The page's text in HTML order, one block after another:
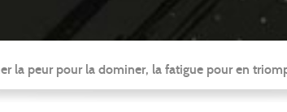
la peur pour la dominer, la fatigue pour en